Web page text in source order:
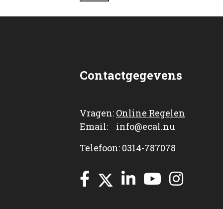
Contactgegevens
Vragen: Online Regelen
Email: info@ecal.nu
Telefoon: 0314-787078